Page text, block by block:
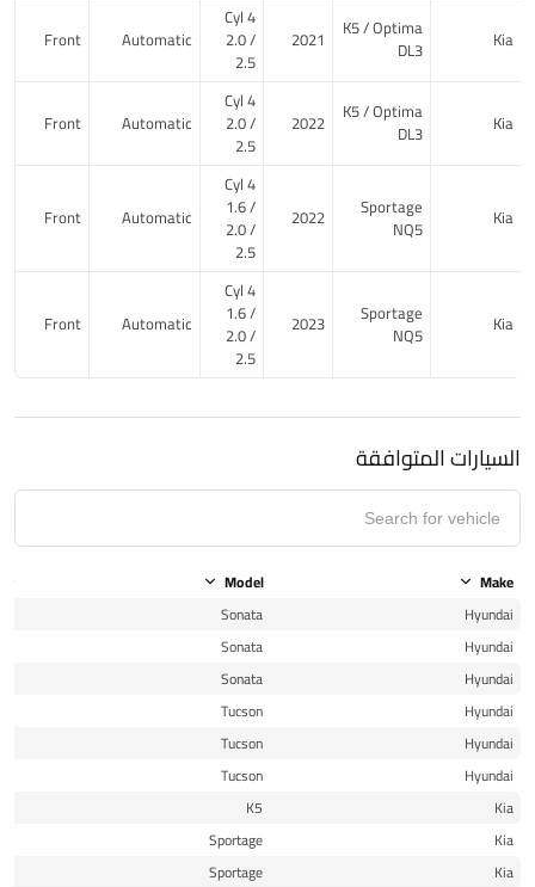
Kia
K5 / Optima
DL3
2021
4 Cyl
2.0 /
2.5
Automatic
Front
Kia
K5 / Optima
DL3
2022
4 Cyl
2.0 /
2.5
Automatic
Front
Kia
Sportage
NQ5
2022
4 Cyl
1.6 /
2.0 /
2.5
Automatic
Front
Kia
Sportage
NQ5
2023
4 Cyl
1.6 /
2.0 /
2.5
Automatic
Front
السيارات المتوافقة
Make
Model
Hyundai
Sonata
Hyundai
Sonata
Hyundai
Sonata
Hyundai
Tucson
Hyundai
Tucson
Hyundai
Tucson
Kia
K5
Kia
Sportage
Kia
Sportage